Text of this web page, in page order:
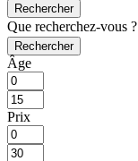
Rechercher
Que recherchez-vous ?
Rechercher
Âge
Prix